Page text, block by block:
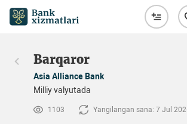
Barqaror
Asia Alliance Bank
Milliy valyutada
1103 Yangilangan sana: 7 Jul